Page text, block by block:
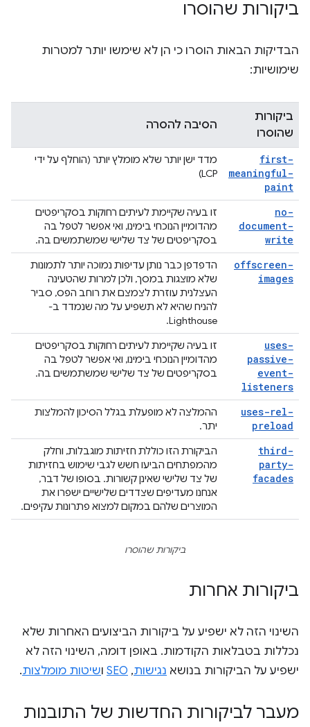
ביקורות שהוסרו
הבדיקות הבאות הוסרו כי הן לא שימשו יותר למטרות
שימושיות:
ביקורות
שהוסרו
הסיבה להסרה
first-
meaningful-
paint
מדד ישן יותר שלא מומלץ יותר (הוחלף על ידי
LCP)
no-
document-
write
זו בעיה שקיימת לעיתים רחוקות בסקריפטים
מהדומיין הנוכחי בימינו, ואי אפשר לטפל בה
בסקריפטים של צד שלישי שמשתמשים בה.
offscreen-
images
הדפדפן כבר נותן עדיפות נמוכה יותר לתמונות
שלא מוצגות במסך, ולכן למרות שהטעינה
העצלנית עוזרת לצמצם את רוחב הפס, סביר
להניח שהיא לא תשפיע על מה שנמדד ב-
Lighthouse.
uses-
passive-
event-
listeners
זו בעיה שקיימת לעיתים רחוקות בסקריפטים
מהדומיין הנוכחי בימינו, ואי אפשר לטפל בה
בסקריפטים של צד שלישי שמשתמשים בה.
uses-rel-
preload
ההמלצה לא מופעלת בגלל הסיכון להמלצות
יתר.
third-
party-
facades
הביקורת הזו כוללת חזיתות מוגבלות, וחלק
מהמפתחים הביעו חשש לגבי שימוש בחזיתות
של צד שלישי שאינן קשורות. בסופו של דבר,
אנחנו מעדיפים שצדדים שלישיים ישפרו את
המוצרים שלהם במקום למצוא פתרונות עקיפים.
ביקורות שהוסרו
ביקורות אחרות
השינוי הזה לא ישפיע על ביקורות הביצועים האחרות שלא
נכללות בטבלאות הקודמות. באופן דומה, השינוי הזה לא
ישפיע על הביקורות בנושא נגישות,
SEO ושיטות מומלצות.
מעבר לביקורות החדשות של התובנות